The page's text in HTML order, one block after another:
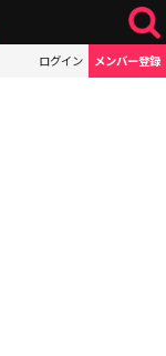
ログイン メンバー登録